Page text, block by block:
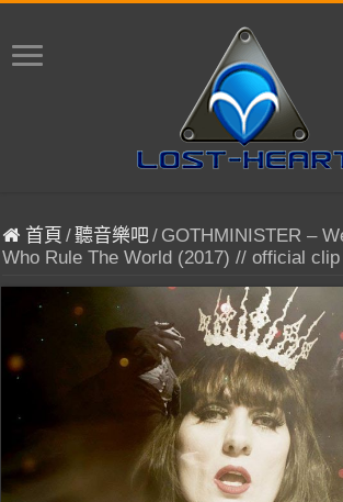
首頁 /聽音樂吧/ GOTHMINISTER –
Who Rule The World (2017) // official